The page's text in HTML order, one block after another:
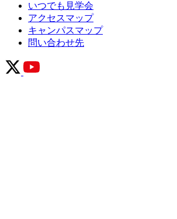
いつでも見学会
アクセスマップ
キャンパスマップ
問い合わせ先